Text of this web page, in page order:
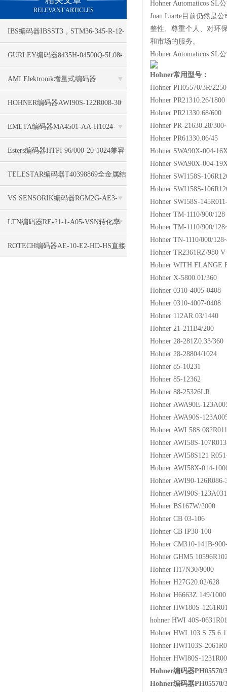
RELEVANT ARTICLES
IBS编码器IBSST3，STM36-345-R-12-
4-2-2-1-1-1哪家有
GURLEY编码器8435H-04500Q-5L08-
C18TQ-25MN认真检测
AMI Elektronik增量式编码器
41100257-02048好的性价比
HOHNER编码器AWI90S-122R008-30
广泛领域
EMETA编码器MA4501-AA-H1024-
R2196坏境满足多
Esters编码器HTPI 96/000-20-1024兼容
性
TELESTAR编码器T40398869全金属结
构
VS SENSORIK编码器RGM2G-AE3-
V3Z/T200稳固
LTN编码器RE-21-1-A05-VSN转化率
不错
ROTECH编码器AE-10-E2-HD-HS直接
Hohner Automaticos SL
Juan Liarte目前仍然是
整性、尊重个人、对环
和市场的服务。
Hohner Automaticos SL
Hohner常用型号：
Hohner PH05570/3R/2250
Hohner PR21310.26/1800
Hohner PR21330.68/600
Hohner PR-21630.28/
Hohner PR61330.06/45
Hohner SWA90X-004-
Hohner SWA90X-004-
Hohner SWI158S-
Hohner SWI158S-
Hohner SWI58S-
Hohner TM-1110/900/128
Hohner TM-1110/900/
Hohner TN-1110/000/
Hohner TR2361RZ/980 V
Hohner WITH FLANGE
Hohner X-5800.01/360
Hohner 0310-4005-0408
Hohner 0310-4007-0408
Hohner 112AR.03/1440
Hohner 21-211B4/200
Hohner 28-281Z0.33/360
Hohner 28-28804/1024
Hohner 85-10231
Hohner 85-12362
Hohner 88-25326LR
Hohner AWA90E-
Hohner AWA90S-
Hohner AWI 58S
Hohner AWI58S-
Hohner AWI58S121
Hohner AWI58X-014-
Hohner AWI90-126R086-
Hohner AWI90S-
Hohner BS167W/2000
Hohner CB 03-106
Hohner CB IP30-100
Hohner CM310-141B-
Hohner GHM5
Hohner H17N30/9000
Hohner H27G20.02/628
Hohner H6663Z.149/1000
Hohner HW180S-
hohner HWI 40S-
Hohner
Hohner HWI103S-
Hohner HWI80S-
Hohner编码器PH05570/
Hohner编码器PH05570/